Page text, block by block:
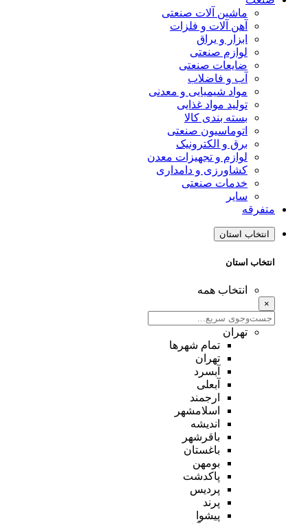
ماشین آلات صنعتی
آهن آلات و فلزات
ابزار و یراق
لوازم صنعتی
ضایعات صنعتی
آب و فاضلاب
مواد شیمیایی و معدنی
تولید مواد غذایی
بسته بندی کالا
اتوماسیون صنعتی
برق و الکترونیک
لوازم و تجهیزات معدن
کشاورزی و دامداری
خدمات صنعتی
سایر
متفرقه
انتخاب استان
انتخاب استان
انتخاب همه
×
تهران
تمام شهر‌ها
تهران
آبسرد
آبعلی
ارجمند
اسلامشهر
اندیشه
باقرشهر
باغستان
بومهن
پاکدشت
پردیس
پرند
پیشوا